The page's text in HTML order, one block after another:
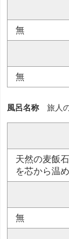
無
無
風呂名称 旅人
天然の麦飯
を芯から温め
無